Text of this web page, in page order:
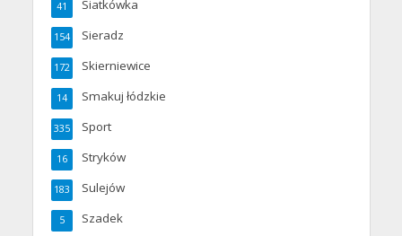
Siatkówka
41
Sieradz
154
Skierniewice
172
Smakuj łódzkie
14
Sport
335
Stryków
16
Sulejów
183
Szadek
5